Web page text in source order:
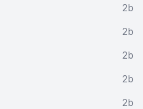
2b
2b
2b
2b
2b